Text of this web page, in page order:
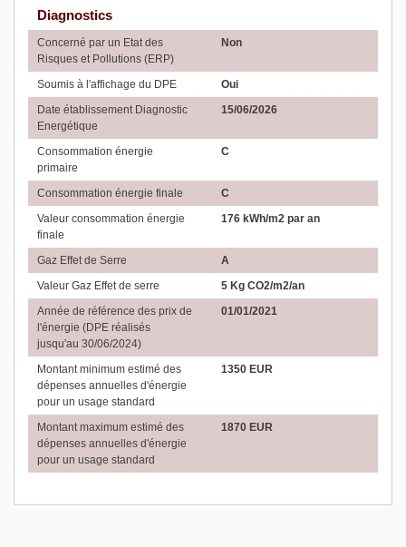
Diagnostics
Concerné par un Etat des
Risques et Pollutions (ERP)
Non
Soumis à l'affichage du DPE
Oui
Date établissement Diagnostic
Energétique
15/06/2026
Consommation énergie
primaire
C
Consommation énergie finale
C
Valeur consommation énergie
finale
176 kWh/m2 par an
Gaz Effet de Serre
A
Valeur Gaz Effet de serre
5 Kg CO2/m2/an
Année de référence des prix de
l'énergie (DPE réalisés
jusqu'au 30/06/2024)
01/01/2021
Montant minimum estimé des
dépenses annuelles d'énergie
pour un usage standard
1350 EUR
Montant maximum estimé des
dépenses annuelles d'énergie
pour un usage standard
1870 EUR